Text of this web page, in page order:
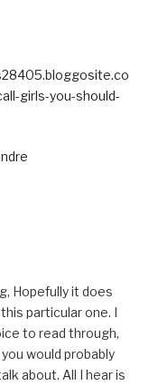
girls-you-should-
Hopefully it does
particular one. I
to read through,
would probably
about. All I hear is